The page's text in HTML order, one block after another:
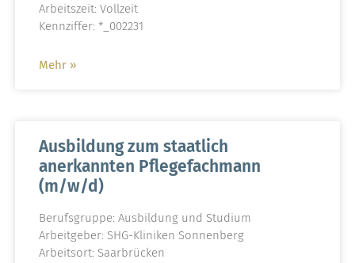
Arbeitszeit: Vollzeit
Kennziffer: *_002231
Mehr »
Ausbildung zum staatlich
anerkannten Pflegefachmann
(m/w/d)
Berufsgruppe: Ausbildung und Studium
Arbeitgeber: SHG-Kliniken Sonnenberg
Arbeitsort: Saarbrücken